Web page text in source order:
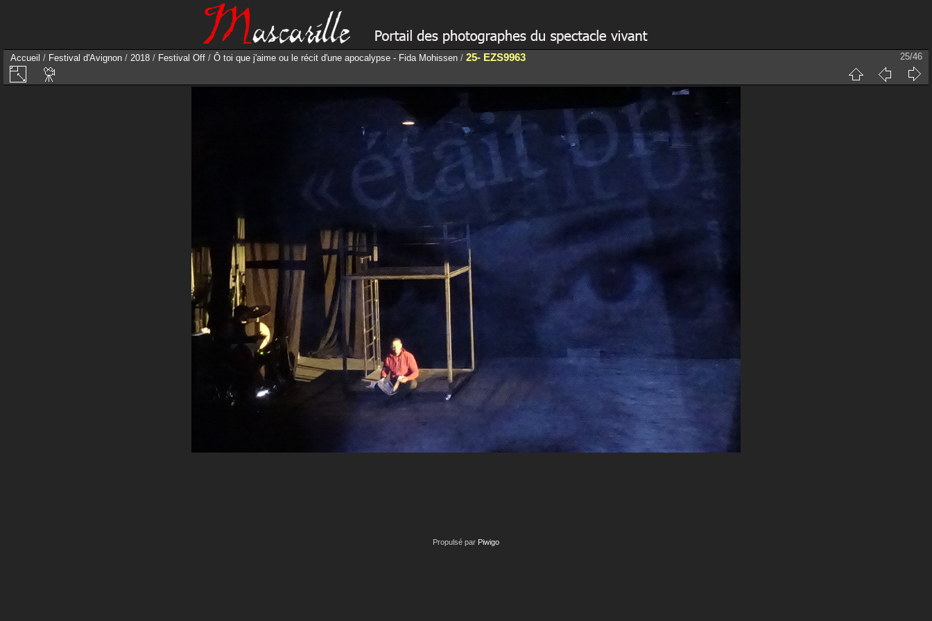
Accueil / Festival d'Avignon / 2018 / Festival Off / Ô toi que j'aime ou le récit d'une apocalypse - Fida Mohissen / 25- EZS9963 25/46
Propulsé par Piwigo